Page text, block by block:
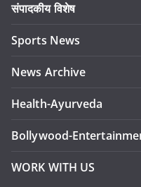
संपादकीय विशेष
Sports News
News Archive
Health-Ayurveda
Bollywood-
WORK WITH US